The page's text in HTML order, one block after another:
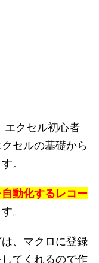
エクセル初心者
セルの基礎から
。
動化するレコー
。
、マクロに登録
てくれるので作